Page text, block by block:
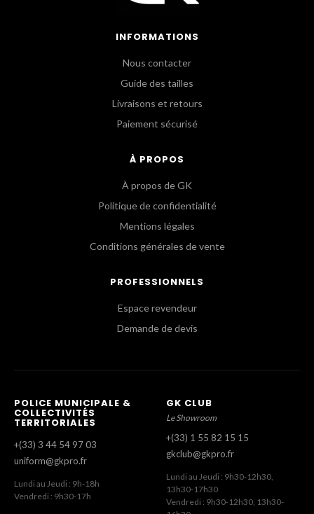
INFORMATIONS
Nous contacter
Guide des tailles
Livraisons et retours
Paiement sécurisé
À PROPOS
À propos de GK
Politique de confidentialité
Mentions légales
Conditions générales de vente
PROFESSIONNELS
Espace revendeur
Demande de devis
POLICE MUNICIPALE &
COLLECTIVITÉS
TERRITORIALES
+(33) 3 44 54 97 03
uniform@gkpro.fr
Lundi au Jeudi : 9h-18h
Vendredi : 9h30-17h
GK CLUB
Le Showroom
+(33) 1 55 82 15 15
gkclub@gkpro.fr
Lundi au Jeudi : 9h30-12h30,
13h30-17h30
Vendredi : 9h30-12h30, 13h30-